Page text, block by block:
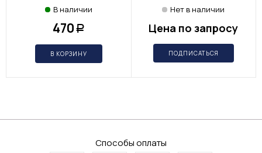
В наличии
470 Р
В КОРЗИНУ
Нет в наличии
Цена по запросу
ПОДПИСАТЬСЯ
Способы оплаты